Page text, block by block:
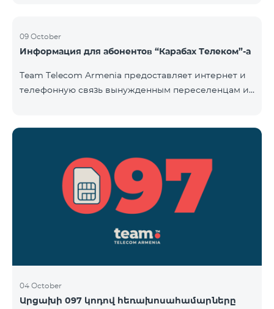
09 October
Информация для абонентов “Карабах Телеком”-а
Team Telecom Armenia предоставляет интернет и
телефонную связь вынужденным переселенцам из
самым соглашаясь с его условиями,
размещенными на сайте www.telecomarmenia.am и
публичной офертой. Абоненты телефонных
номеров с префиксом 097, будут обслуживаться по
04 October
Արցախի 097 կոդով հեռախոսահամարները